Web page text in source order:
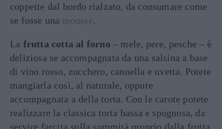
coppette dal bordo rialzato, da consumare come
se fosse una mousse.
La frutta cotta al forno – mele, pere, pesche – è
deliziosa se accompagnata da una salsina a base
di vino rosso, zucchero, cannella e uvetta. Potete
mangiarla così, al naturale, oppure
accompagnata a della torta. Con le carote potete
realizzare la classica torta bassa e spugnosa, da
servire farcita sulla sommità proprio dalla frutta